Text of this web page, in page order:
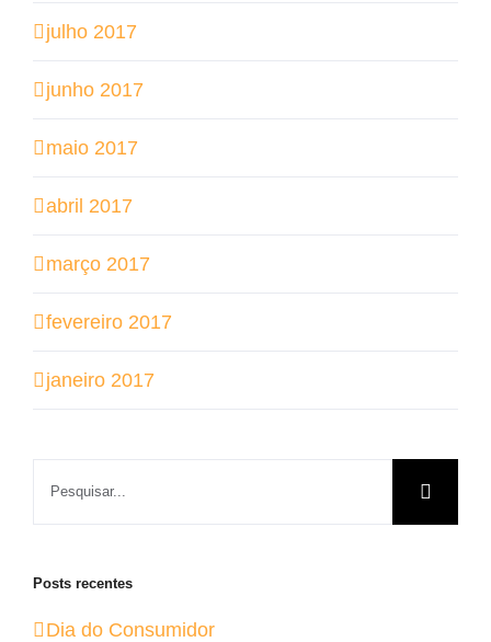
julho 2017
junho 2017
maio 2017
abril 2017
março 2017
fevereiro 2017
janeiro 2017
Posts recentes
Dia do Consumidor